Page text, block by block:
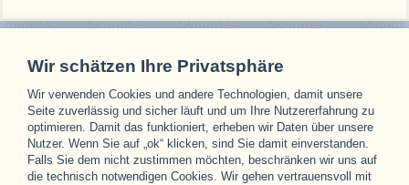
Unsere Partner
Wir schätzen Ihre Privatsphäre
Wir verwenden Cookies und andere Technologien, damit unsere
Seite zuverlässig und sicher läuft und um Ihre Nutzererfahrung zu
optimieren. Damit das funktioniert, erheben wir Daten über unsere
Nutzer. Wenn Sie auf „ok“ klicken, sind Sie damit einverstanden.
Falls Sie dem nicht zustimmen möchten, beschränken wir uns auf
die technisch notwendigen Cookies. Wir gehen vertrauensvoll mit